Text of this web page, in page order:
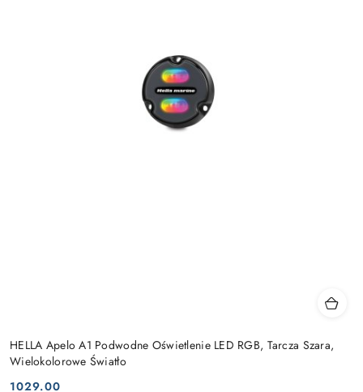
HELLA Apelo A1 Podwodne Oświetlenie LED RGB, Tarcza Szara,
Wielokolorowe Światło
1029.00